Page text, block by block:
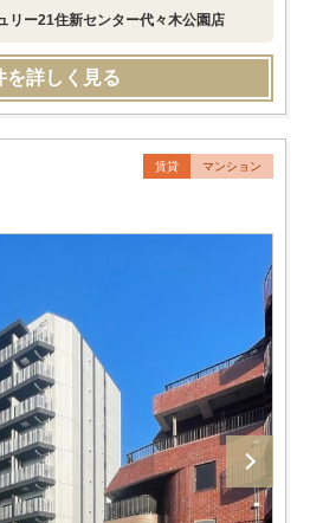
リー21住新センター代々木公園店
を詳しく見る
賃貸 マンション